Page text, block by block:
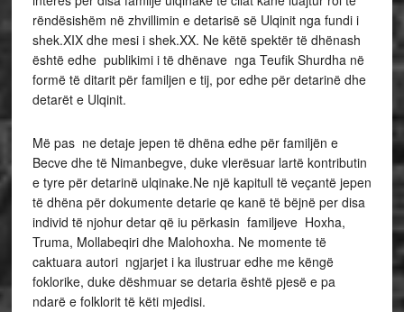
rëndësishëm në zhvillimin e detarisë së Ulqinit nga fundi i
shek.XIX dhe mesi i shek.XX. Ne këtë spektër të dhënash
është edhe publikimi i të dhënave nga Teufik Shurdha në
formë të ditarit për familjen e tij, por edhe për detarinë dhe
detarët e Ulqinit.
Më pas ne detaje jepen të dhëna edhe për familjën e
Becve dhe të Nimanbegve, duke vlerësuar lartë kontributin
e tyre për detarinë ulqinake.Ne një kapitull të veçantë jepen
të dhëna për dokumente detarie qe kanë të bëjnë per disa
individ të njohur detar që iu përkasin familjeve Hoxha,
Truma, Mollabeqiri dhe Malohoxha. Ne momente të
caktuara autori ngjarjet i ka ilustruar edhe me këngë
foklorike, duke dëshmuar se detaria është pjesë e pa
ndarë e folklorit të këti mjedisi.